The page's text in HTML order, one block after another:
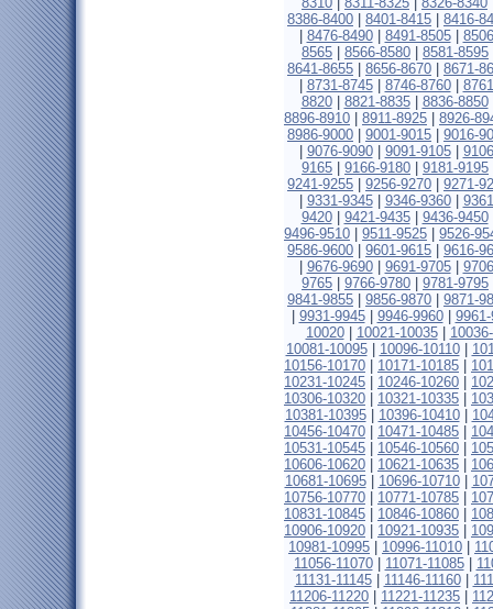
8386-8400
8401-8415
8416-
8476-8490| 8491-8505|
8565
8566-8580 8581-8595
8641-8655
8656-8670
8671-
8731-8745| 8746-8760|
8820| 8821-8835| 8836-8850
8896-8910
8911-8925
8926-
8986-9000
9001-9015
9016-
9076-9090| 9091-9105|
9165
9166-9180 9181-9195
9241-9255
9256-9270
9271-
9331-9345| 9346-9360|
9420| 9421-9435| 9436-9450
9496-9510
9511-9525
9526-
9586-9600
9601-9615
9616-
9676-9690| 9691-9705|
9765
9766-9780 9781-9795
9841-9855
9856-9870
9871-
9931-9945| 9946-9960|
10020| 10021-10035|
10081-10095| 10096-10110|
10156-10170
10171-10185
10231-10245
10246-10260
10306-10320
10321-10335
10381-10395| 10396-10410|
10456-10470
10471-10485
10531-10545
10546-10560
10606-10620
10621-10635
10681-10695| 10696-10710|
10756-10770
10771-10785
10831-10845
10846-10860
10906-10920
10921-10935
10981-10995
10996-11010
11056-11070| 11071-11085|
11131-11145| 11146-11160|
11206-11220
11221-11235